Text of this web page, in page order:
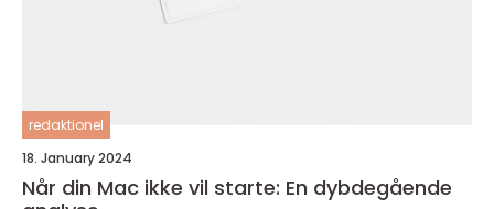
redaktionel
18. January 2024
Når din Mac ikke vil starte: En dybdegående